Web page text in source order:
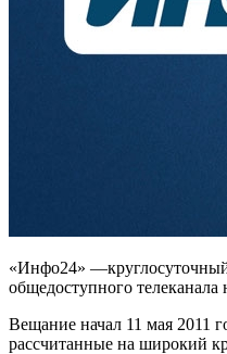
«Инфо24» —круглосуточный
общедоступного
Вещание начал 11 мая 2011
рассчитанные на широкий